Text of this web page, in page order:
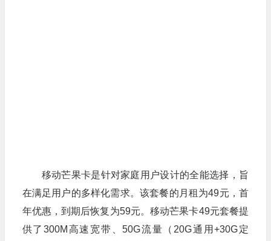
移动芒果卡是针对家庭用户设计的全能选择，旨
在满足用户的多样化需求。该套餐的月租为49元，首
年优惠，到期后恢复为59元。‌‌移动芒果卡49元套餐提
供了‌300M高速宽带、‌50G流量（‌20G通用+‌30G定